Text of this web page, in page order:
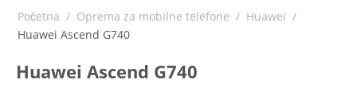
Početna / Oprema za mobilne telefone / Huawei /
Huawei Ascend G740
Huawei Ascend G740